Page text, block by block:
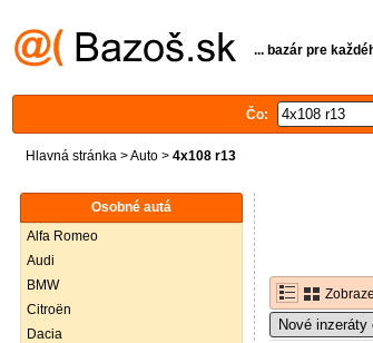
... bazár pre
Čo:
Hlavná stránka >Auto > 4x108 r13
Osobné autá
Alfa Romeo
Audi
BMW
Citroën
Dacia
Nové inzeráty